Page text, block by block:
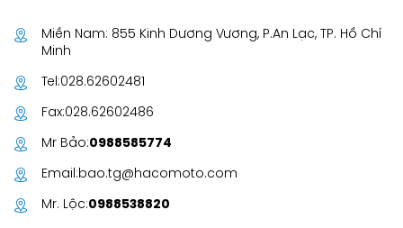
Miền Nam: 855 Kinh Dương Vương, P.An Lạc, TP. Hồ Chí
Minh
Tel:028.62602481
Fax:028.62602486
Mr Bảo:0988585774
Email:bao.tg@hacomoto.com
Mr. Lộc:0988538820